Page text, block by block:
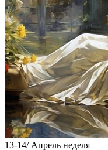
13-14/ Апрель неделя